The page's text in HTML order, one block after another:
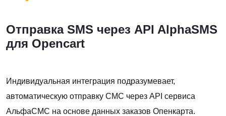
Отправка SMS через API AlphaSMS
для Opencart
Индивидуальная интеграция подразумевает,
автоматическую отправку СМС через API сервиса
АльфаСМС на основе данных заказов Опенкарта.